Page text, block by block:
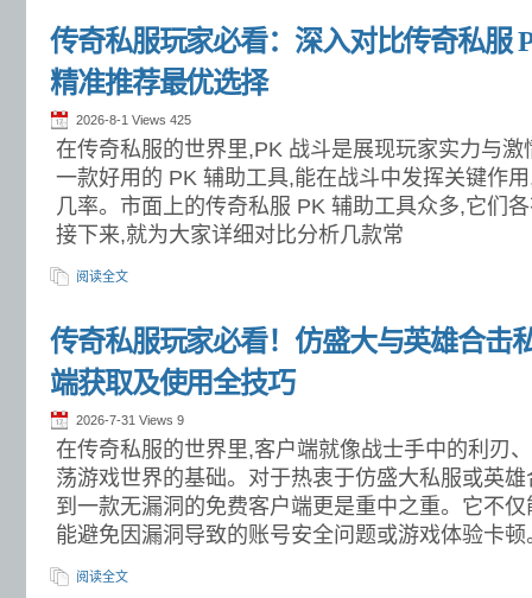
传奇私服玩家必看：深入对比传奇私服
精准推荐最优选择
2026-8-1 Views 425
在传奇私服的世界里,PK 战斗是展现玩家实力与
一款好用的 PK 辅助工具,能在战斗中发挥关键作
几率。市面上的传奇私服 PK 辅助工具众多,它们
接下来,就为大家详细对比分析几款常
阅读全文
传奇私服玩家必看！仿盛大与英雄合击
端获取及使用全技巧
2026-7-31 Views 9
在传奇私服的世界里,客户端就像战士手中的利刃
荡游戏世界的基础。对于热衷于仿盛大私服或英
到一款无漏洞的免费客户端更是重中之重。它不
能避免因漏洞导致的账号安全问题或游戏体验卡顿
阅读全文